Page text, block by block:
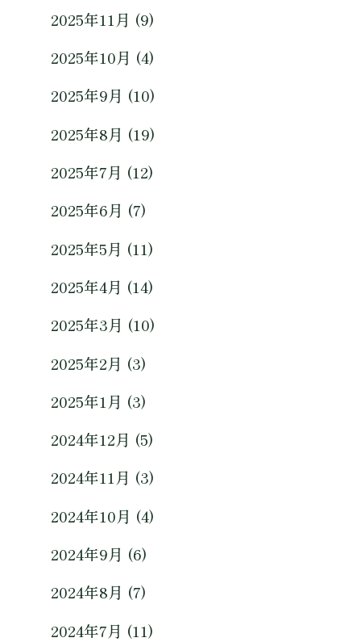
2025年11月 (9)
2025年10月 (4)
2025年9月 (10)
2025年8月 (19)
2025年7月 (12)
2025年6月 (7)
2025年5月 (11)
2025年4月 (14)
2025年3月 (10)
2025年2月 (3)
2025年1月 (3)
2024年12月 (5)
2024年11月 (3)
2024年10月 (4)
2024年9月 (6)
2024年8月 (7)
2024年7月 (11)